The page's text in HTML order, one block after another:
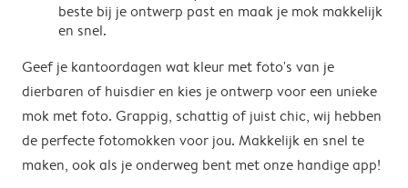
beste bij je ontwerp past en maak je mok makkelijk
en snel.
Geef je kantoordagen wat kleur met foto's van je
dierbaren of huisdier en kies je ontwerp voor een unieke
mok met foto. Grappig, schattig of juist chic, wij hebben
de perfecte fotomokken voor jou. Makkelijk en snel te
maken, ook als je onderweg bent met onze handige app!